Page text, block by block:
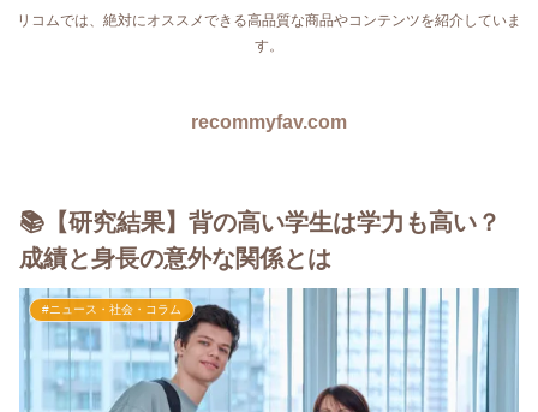
リコムでは、絶対にオススメできる高品質な商品やコンテンツを紹介していま
す。
recommyfav.com
📚【研究結果】背の高い学生は学力も高い？
成績と身長の意外な関係とは
#ニュース・社会・コラム